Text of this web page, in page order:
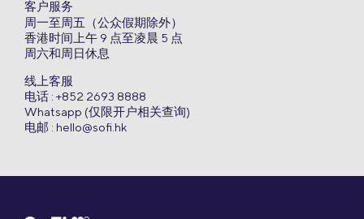
客户服务
周一至周五（公众假期除外）
香港时间上午 9 点至凌晨 5 点
周六和周日休息
线上客服
电话 : +852 2693 8888
Whatsapp (仅限开户相关查询)
电邮 : hello@sofi.hk